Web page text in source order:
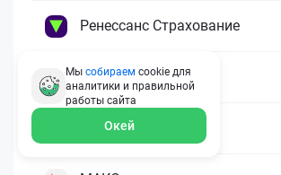
Ренессанс Страхование
Зетта Страхование
ГАЙДЕ
Мы собираем cookie для
аналитики и правильной
работы сайта
Окей